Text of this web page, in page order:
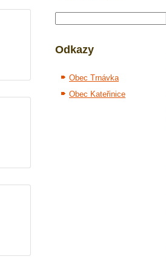
Odkazy
Obec Trnávka
Obec Kateřinice